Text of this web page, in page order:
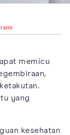
memicu
yang
kesehatan